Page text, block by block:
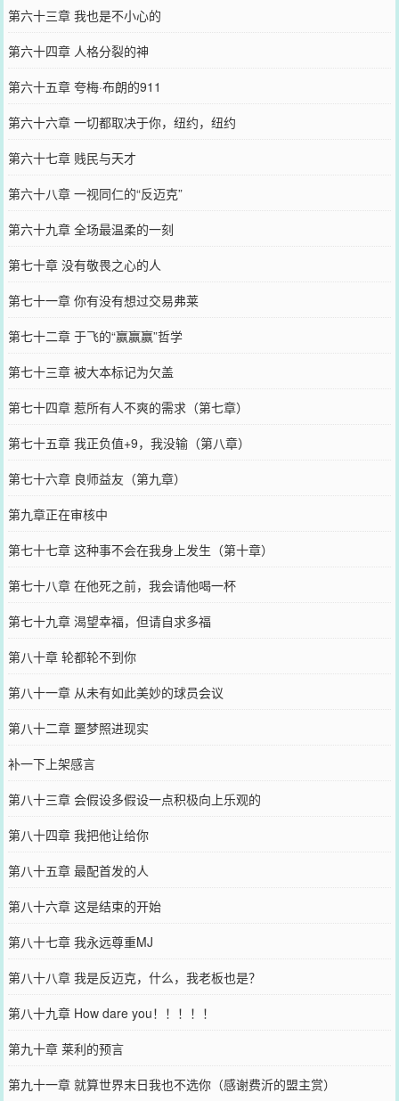
第六十三章 我也是不小心的
第六十四章 人格分裂的神
第六十五章 夸梅·布朗的911
第六十六章 一切都取决于你，纽约，纽约
第六十七章 贱民与天才
第六十八章 一视同仁的“反迈克”
第六十九章 全场最温柔的一刻
第七十章 没有敬畏之心的人
第七十一章 你有没有想过交易弗莱
第七十二章 于飞的“赢赢赢”哲学
第七十三章 被大本标记为欠盖
第七十四章 惹所有人不爽的需求（第七章）
第七十五章 我正负值+9，我没输（第八章）
第七十六章 良师益友（第九章）
第九章正在审核中
第七十七章 这种事不会在我身上发生（第十章）
第七十八章 在他死之前，我会请他喝一杯
第七十九章 渴望幸福，但请自求多福
第八十章 轮都轮不到你
第八十一章 从未有如此美妙的球员会议
第八十二章 噩梦照进现实
补一下上架感言
第八十三章 会假设多假设一点积极向上乐观的
第八十四章 我把他让给你
第八十五章 最配首发的人
第八十六章 这是结束的开始
第八十七章 我永远尊重MJ
第八十八章 我是反迈克，什么，我老板也是？
第八十九章 How dare you！！！！！
第九十章 莱利的预言
第九十一章 就算世界末日我也不选你（感谢费沂的盟主赏）